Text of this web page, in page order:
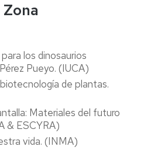
los dinosaurios
Pueyo. (IUCA)
de plantas.
Materiales del futuro
& ESCYRA)
vida. (INMA)